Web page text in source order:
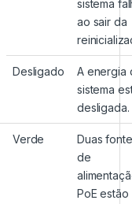
sistema
ao sair da
Desligado
A energia
sistema
desligada.
Verde
Duas
de
PoE estão